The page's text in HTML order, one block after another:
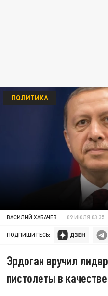
ПОЛИТИКА
ВАСИЛИЙ ХАБАЧЕВ 09 ИЮЛЯ 03:35
ПОДПИШИТЕСЬ:
Эрдоган вручил
пистолеты в